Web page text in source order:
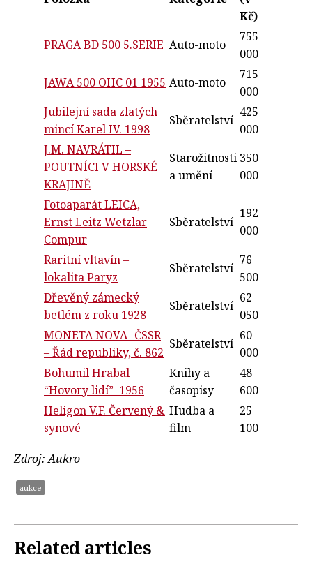
Kč)
PRAGA BD 500 5.SERIE Auto-moto
755
000
JAWA 500 OHC 01 1955 Auto-moto
715
000
Jubilejní sada zlatých
mincí Karel IV. 1998
Sběratelství
425
000
J.M. NAVRÁTIL –
POUTNÍCI V HORSKÉ
KRAJINĚ
Starožitnosti
a umění
350
000
Fotoaparát LEICA,
Ernst Leitz Wetzlar
Compur
Sběratelství
192
000
Raritní vltavín –
lokalita Paryz
Sběratelství
76
500
Dřevěný zámecký
betlém z roku 1928
Sběratelství
62
050
MONETA NOVA -ČSSR
– Řád republiky, č. 862
Sběratelství
60
000
Bohumil Hrabal
“Hovory lidí” 1956
Knihy a
časopisy
48
600
Heligon V.F. Červený &
synové
Hudba a
film
25
100
Zdroj: Aukro
aukce
Related articles